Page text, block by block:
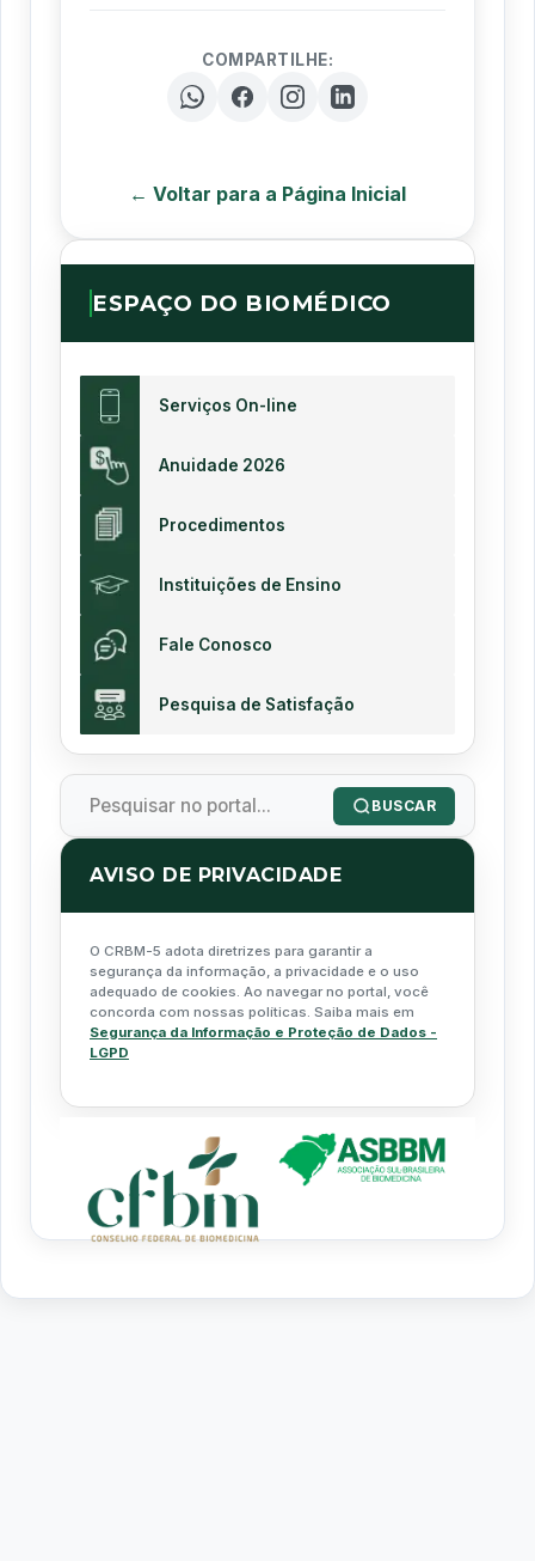
COMPARTILHE:
← Voltar para a Página Inicial
ESPAÇO DO BIOMÉDICO
Serviços On-line
Anuidade 2026
Procedimentos
Instituições de Ensino
Fale Conosco
Pesquisa de Satisfação
BUSCAR
AVISO DE PRIVACIDADE
O CRBM-5 adota diretrizes para garantir a
segurança da informação, a privacidade e o uso
adequado de cookies. Ao navegar no portal, você
concorda com nossas políticas. Saiba mais em
Segurança da Informação e Proteção de Dados -
LGPD